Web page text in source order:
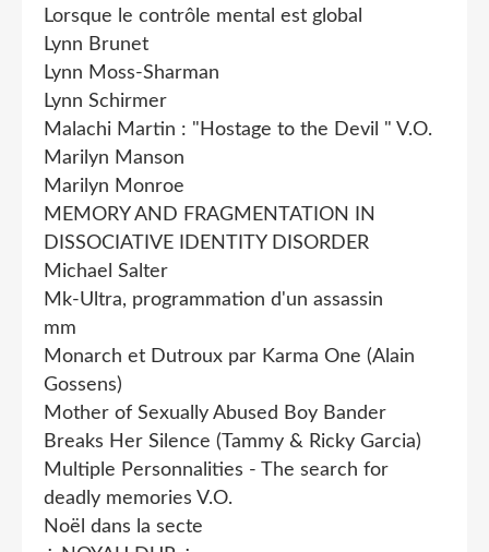
Lorsque le contrôle mental est global
Lynn Brunet
Lynn Moss-Sharman
Lynn Schirmer
Malachi Martin : "Hostage to the Devil " V.O.
Marilyn Manson
Marilyn Monroe
MEMORY AND FRAGMENTATION IN
DISSOCIATIVE IDENTITY DISORDER
Michael Salter
Mk-Ultra, programmation d'un assassin
mm
Monarch et Dutroux par Karma One (Alain
Gossens)
Mother of Sexually Abused Boy Bander
Breaks Her Silence (Tammy & Ricky Garcia)
Multiple Personnalities - The search for
deadly memories V.O.
Noël dans la secte